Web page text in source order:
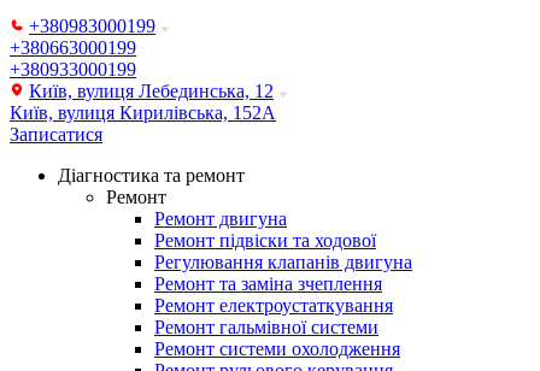
+380983000199
+380663000199
+380933000199
Київ, вулиця Лебединська, 12
Київ, вулиця Кирилівська, 152А
Записатися
Діагностика та ремонт
Ремонт
Ремонт двигуна
Ремонт підвіски та ходової
Регулювання клапанів двигуна
Ремонт та заміна зчеплення
Ремонт електроустаткування
Ремонт гальмівної системи
Ремонт системи охолодження